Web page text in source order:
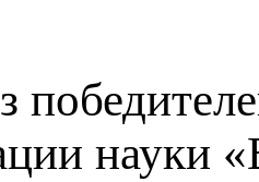
науки